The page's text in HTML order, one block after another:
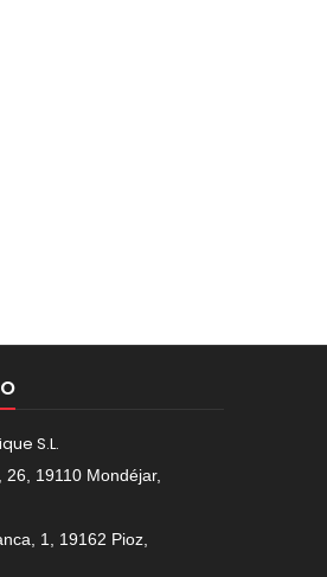
S.L.
19110 Mondéjar,
1, 19162 Pioz,